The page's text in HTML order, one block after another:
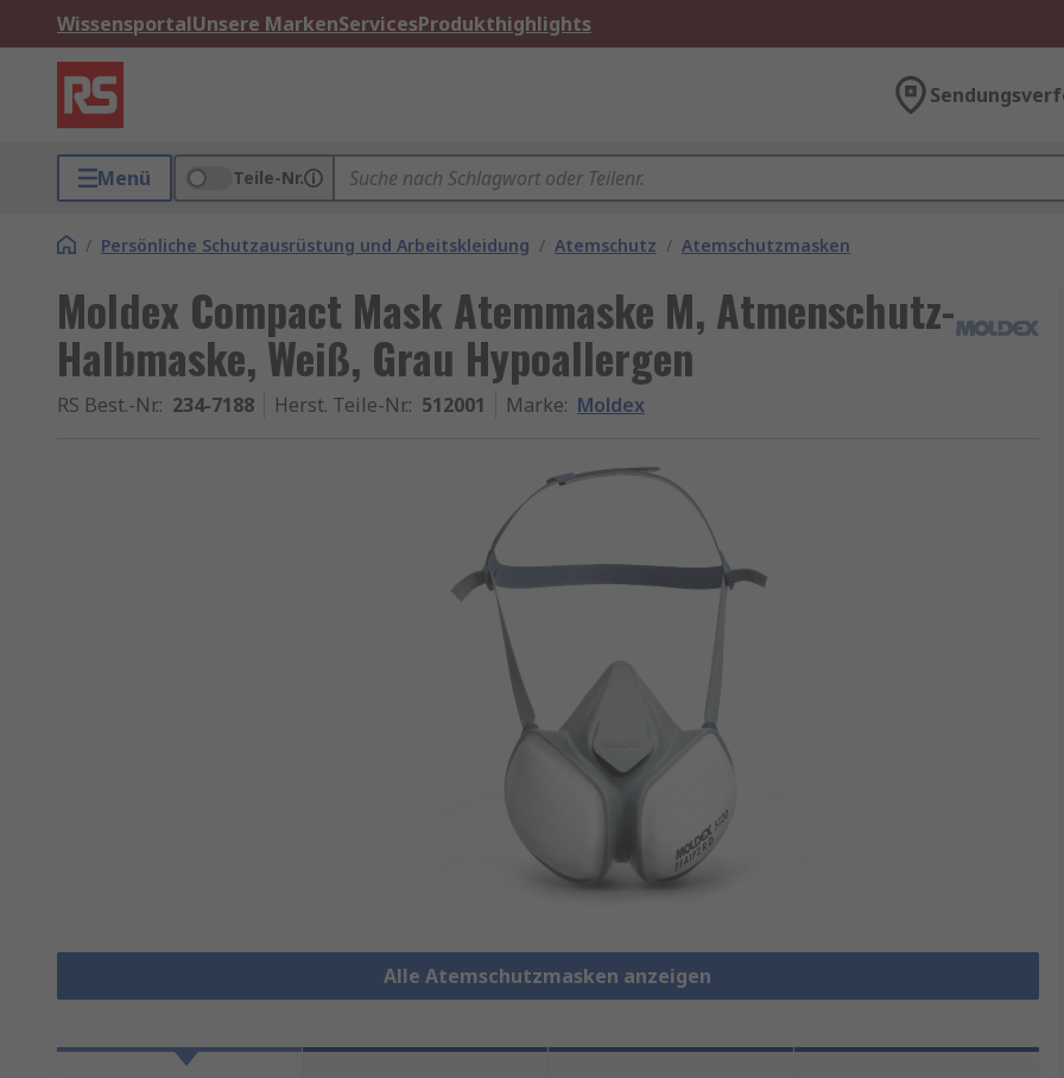
WissensportalUnsere MarkenServicesProdukthighlights
Menü Teile-Nr.
/ Persönliche Schutzausrüstung und Arbeitskleidung / Atemschutz / Atemschutzmasken
Moldex Compact Mask Atemmaske M, Atmenschutz-
Halbmaske, Weiß, Grau Hypoallergen
RS Best.-Nr.: 234-7188 Herst. Teile-Nr.: 512001 Marke: Moldex
Alle Atemschutzmasken anzeigen